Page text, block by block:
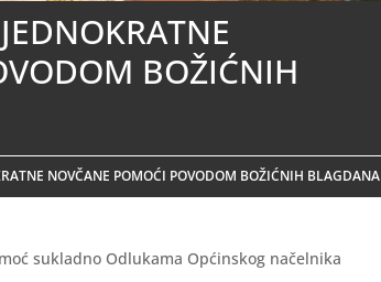
BOŽIĆNIH
NOVČANE POMOĆI POVODOM BOŽIĆNIH BLAGDANA
sukladno Odlukama Općinskog načelnika